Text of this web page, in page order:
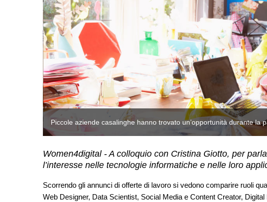
Piccole aziende casalinghe hanno trovato un’opportunità durante la
Women4digital - A colloquio con Cristina Giotto, per
l’interesse nelle tecnologie informatiche e nelle loro
Scorrendo gli annunci di offerte di lavoro si vedono comparire ruoli
Web Designer, Data Scientist, Social Media e Content Creator,